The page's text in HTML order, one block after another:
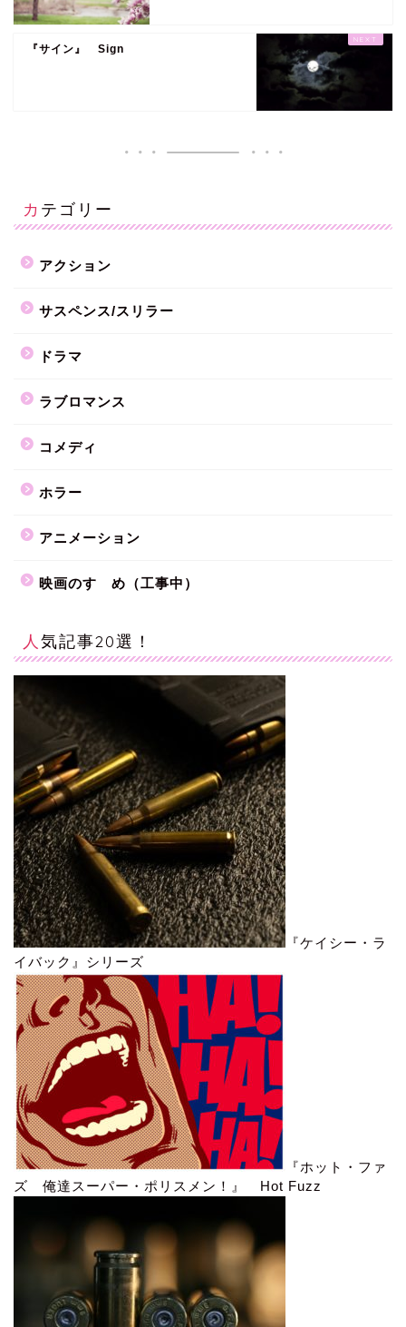
『サイン』 Sign
カテゴリー
アクション
サスペンス/スリラー
ドラマ
ラブロマンス
コメディ
ホラー
アニメーション
映画のすゝめ（工事中）
人気記事20選！
『ケイシー・ラ
イバック』シリーズ
『ホット・ファ
ズ 俺達スーパー・ポリスメン！』 Hot Fuzz